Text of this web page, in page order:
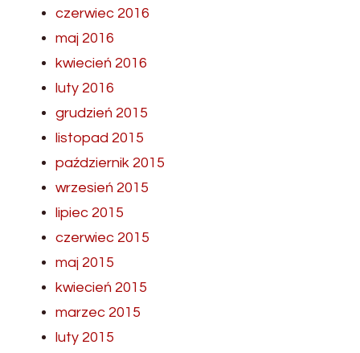
czerwiec 2016
maj 2016
kwiecień 2016
luty 2016
grudzień 2015
listopad 2015
październik 2015
wrzesień 2015
lipiec 2015
czerwiec 2015
maj 2015
kwiecień 2015
marzec 2015
luty 2015